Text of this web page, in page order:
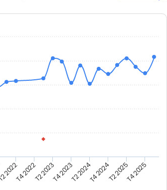
2022T4 2022T2 2023T4 2023T2 2024T4 2024T2 2025T4 2025